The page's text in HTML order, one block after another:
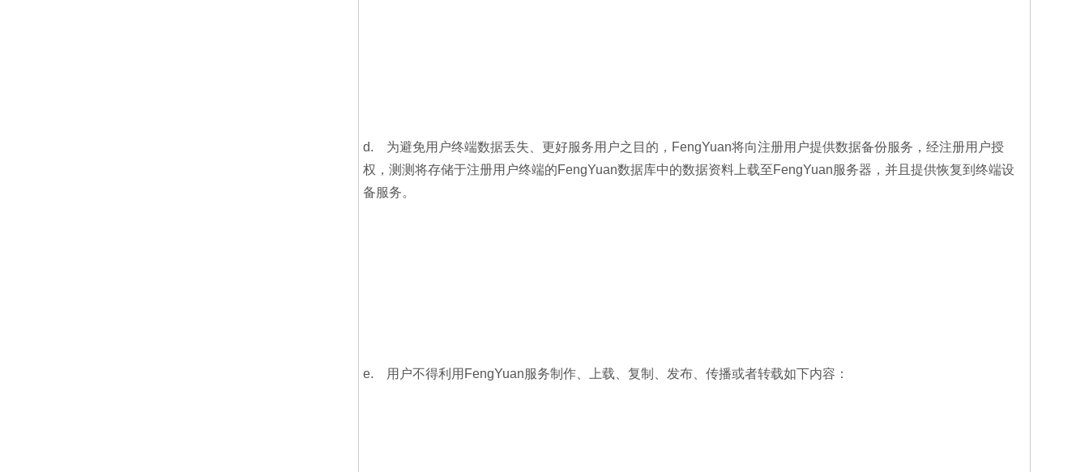
d. 为避免用户终端数据丢失、更好服务用户之目的，FengYuan将向注册用户提供数据备份服务，经注册用户授
权，测测将存储于注册用户终端的FengYuan数据库中的数据资料上载至FengYuan服务器，并且提供恢复到终端设
备服务。
e. 用户不得利用FengYuan服务制作、上载、复制、发布、传播或者转载如下内容：